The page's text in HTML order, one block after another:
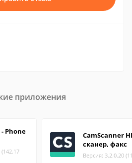
приложения
Phone
CamScanner
сканер, факс
Версия: 3.2.0.20